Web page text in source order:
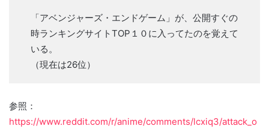
「アベンジャーズ・エンドゲーム」が、公開すぐの
時ランキングサイトTOP１０に入ってたのを覚えて
いる。
（現在は26位）
参照：
https://www.reddit.com/r/anime/comments/lcxiq3/attack_o